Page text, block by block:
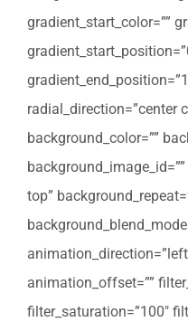
gradient_start_color=””
radial_direction=”center
background_color=””
top”
animation_offset=””
filter_saturation=”100″